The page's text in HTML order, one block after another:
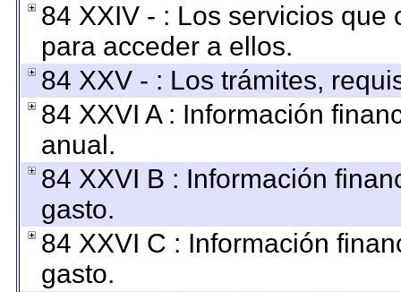
84 XXIV - : Los servicios
para acceder a ellos.
84 XXV - : Los trámites,
84 XXVI A : Información
anual.
84 XXVI B : Información
gasto.
84 XXVI C : Información
gasto.